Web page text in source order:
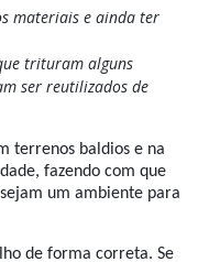
materiais e ainda ter
trituram alguns
ser reutilizados de
terrenos baldios e na
fazendo com que
um ambiente para
de forma correta. Se